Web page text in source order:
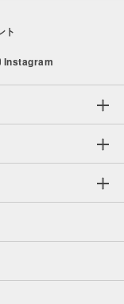
ト
Instagram